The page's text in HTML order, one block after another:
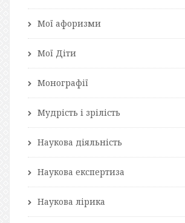
Мої афоризми
Мої Діти
Монографії
Мудрість і зрілість
Наукова діяльність
Наукова експертиза
Наукова лірика